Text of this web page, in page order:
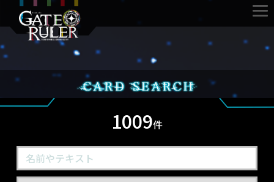
1009件